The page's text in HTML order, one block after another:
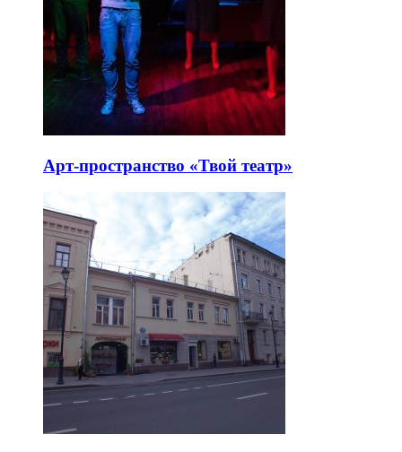
Арт-пространство «Твой театр»